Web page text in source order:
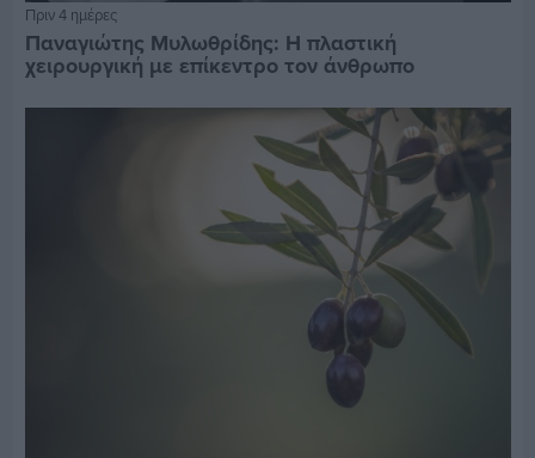
Πριν 4 ημέρες
Παναγιώτης Μυλωθρίδης: Η πλαστική
χειρουργική με επίκεντρο τον άνθρωπο